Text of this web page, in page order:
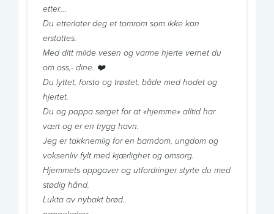
etter….
Du etterlater deg et tomrom som ikke kan
erstattes.
Med ditt milde vesen og varme hjerte vernet du
om oss,- dine. ❤️
Du lyttet, forsto og trøstet, både med hodet og
hjertet.
Du og pappa sørget for at «hjemme» alltid har
vært og er en trygg havn.
Jeg er takknemlig for en barndom, ungdom og
voksenliv fylt med kjærlighet og omsorg.
Hjemmets oppgaver og utfordringer styrte du med
stødig hånd.
Lukta av nybakt brød..